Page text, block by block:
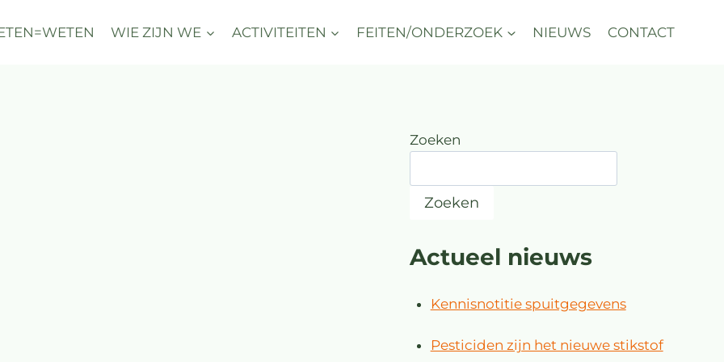
WIE ZIJN WE ACTIVITEITEN FEITEN/ONDERZOEK NIEUWS CONTACT
Zoeken
Zoeken
Actueel nieuws
Kennisnotitie spuitgegevens
Pesticiden zijn het nieuwe stikstof